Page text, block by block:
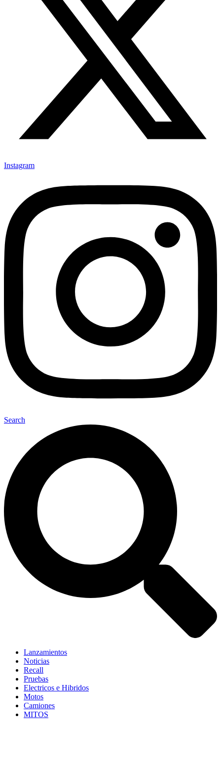
Instagram
Search
Lanzamientos
Noticias
Recall
Pruebas
Electricos e Hibridos
Motos
Camiones
MITOS